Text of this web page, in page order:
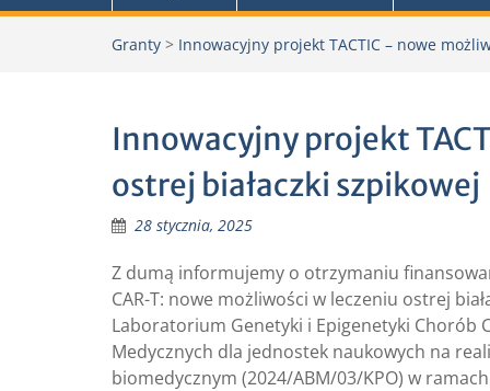
Granty > Innowacyjny projekt TACTIC – nowe
Innowacyjny projekt
ostrej białaczki szpikowej
28 stycznia, 2025
Z dumą informujemy o otrzymaniu
CAR-T: nowe możliwości w leczeniu ostrej
Laboratorium Genetyki i Epigenetyki Chorób
Medycznych dla jednostek naukowych na
biomedycznym (2024/ABM/03/KPO) w